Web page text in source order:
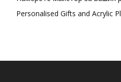
Personalised Gifts and Acrylic